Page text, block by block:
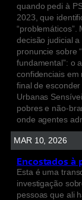
quando pedi à
2023, que
decisão judicial
pronuncie sobre
fundamental”: o
confidenciais em
final de
Urbanas
pobres e não-
onde agentes
MAR 10, 2026
Encostados à
Esta é uma
investigação
pessoas que ali